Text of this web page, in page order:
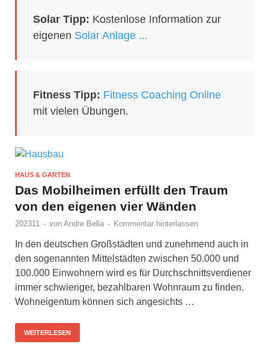
Solar Tipp: Kostenlose Information zur
eigenen Solar Anlage ...
Fitness Tipp: Fitness Coaching Online
mit vielen Übungen.
HAUS & GARTEN
Das Mobilheimen erfüllt den Traum
von den eigenen vier Wänden
202311 - von Andre Bella - Kommentar hinterlassen
In den deutschen Großstädten und zunehmend auch in
den sogenannten Mittelstädten zwischen 50.000 und
100.000 Einwohnern wird es für Durchschnittsverdiener
immer schwieriger, bezahlbaren Wohnraum zu finden.
Wohneigentum können sich angesichts …
WEITERLESEN